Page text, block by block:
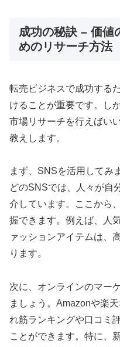
成功の秘訣 – 価値
めのリサーチ方法
転売ビジネスで成功する
けることが重要です。し
市場リサーチを行えばい
教えします。
まず、SNSを活用してみ
どのSNSでは、人々が自
介しています。ここから
握できます。例えば、人
ァッションアイテムは、
ります。
次に、オンラインのマー
ましょう。Amazonや楽
れ筋ランキングや口コミ
ことができます。特に、